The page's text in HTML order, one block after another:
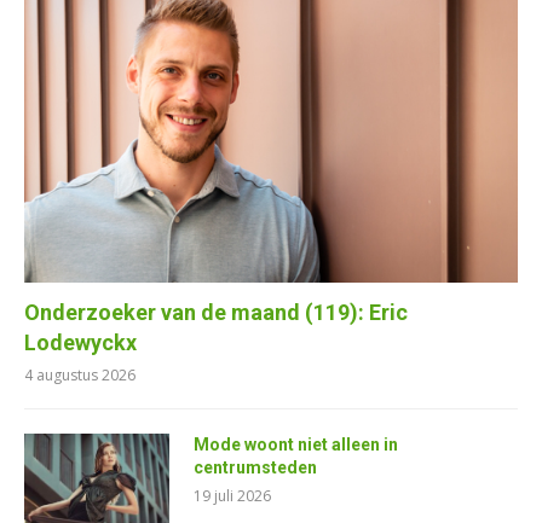
Onderzoeker van de maand (119): Eric
Lodewyckx
4 augustus 2026
Mode woont niet alleen in
centrumsteden
19 juli 2026